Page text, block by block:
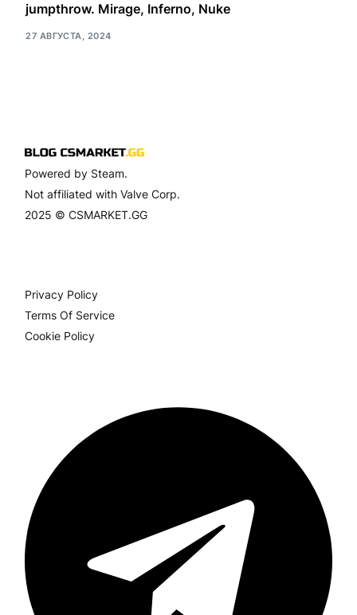
jumpthrow. Mirage, Inferno, Nuke
27 АВГУСТА, 2024
Powered by Steam.
Not affiliated with Valve Corp.
2025 © CSMARKET.GG
Privacy Policy
Terms Of Service
Cookie Policy